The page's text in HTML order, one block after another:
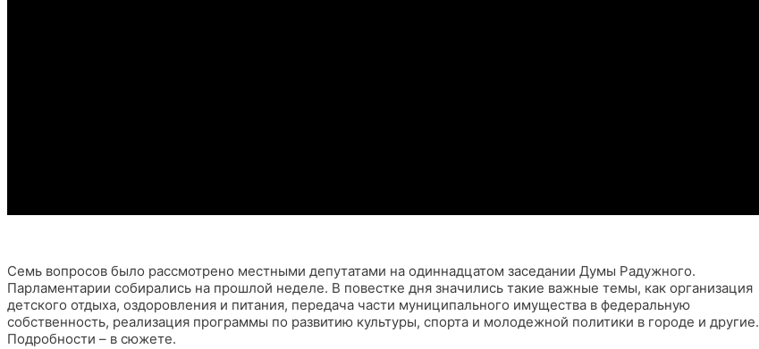
Семь вопросов было рассмотрено местными депутатами на одиннадцатом заседании Думы Радужного.
Парламентарии собирались на прошлой неделе. В повестке дня значились такие важные темы, как организация
детского отдыха, оздоровления и питания, передача части муниципального имущества в федеральную
собственность, реализация программы по развитию культуры, спорта и молодежной политики в городе и другие.
Подробности – в сюжете.